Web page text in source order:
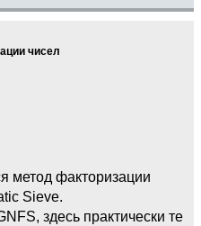
чисел
метод факторизации
Sieve.
здесь практически те